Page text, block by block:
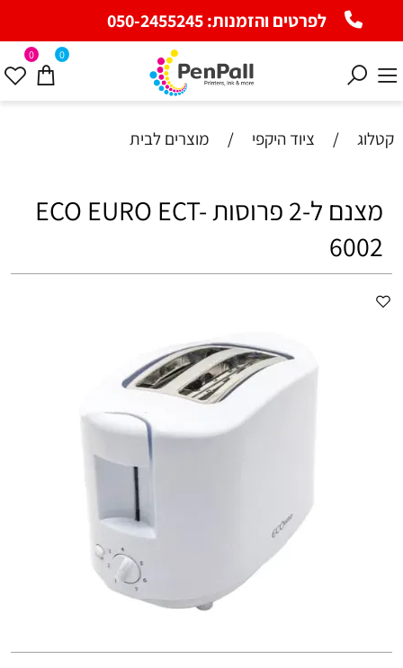
לפרטים והזמנות:050-2455245
0 0
קטלוג / ציוד היקפי / מוצרים לבית
מצנם ל-2 פרוסות ECO EURO ECT-
6002